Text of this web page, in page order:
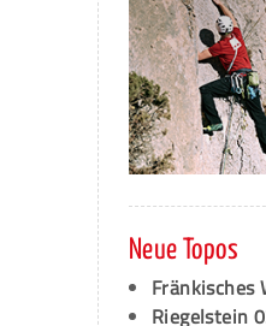
Neue Topos
Fränkisches
Riegelstein